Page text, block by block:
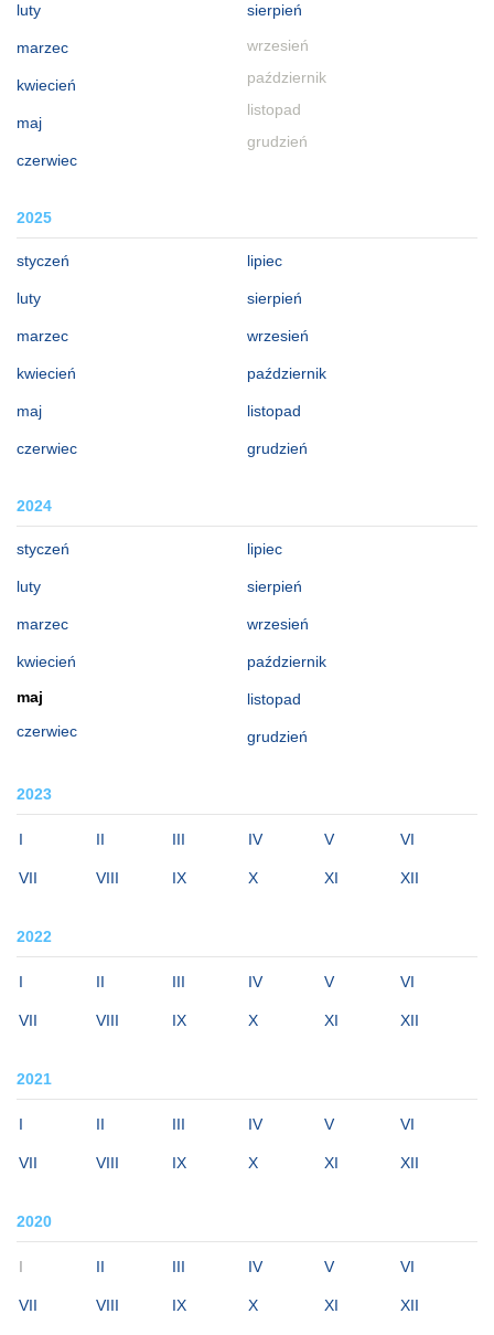
luty
marzec
kwiecień
maj
czerwiec
sierpień
wrzesień
październik
listopad
grudzień
2025
styczeń
luty
marzec
kwiecień
maj
czerwiec
lipiec
sierpień
wrzesień
październik
listopad
grudzień
2024
styczeń
luty
marzec
kwiecień
maj
czerwiec
lipiec
sierpień
wrzesień
październik
listopad
grudzień
2023
I II III IV V VI
VII VIII IX X XI XII
2022
I II III IV V VI
VII VIII IX X XI XII
2021
I II III IV V VI
VII VIII IX X XI XII
2020
I II III IV V VI
VII VIII IX X XI XII